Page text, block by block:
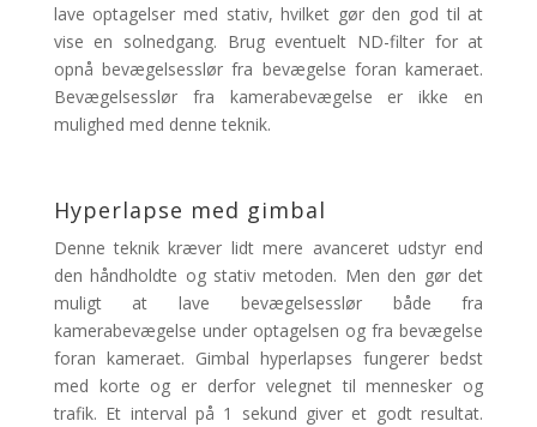
lave optagelser med stativ, hvilket gør den god til at
vise en solnedgang. Brug eventuelt ND-filter for at
opnå bevægelsesslør fra bevægelse foran kameraet.
Bevægelsesslør fra kamerabevægelse er ikke en
mulighed med denne teknik.
Hyperlapse med gimbal
Denne teknik kræver lidt mere avanceret udstyr end
den håndholdte og stativ metoden. Men den gør det
muligt at lave bevægelsesslør både fra
kamerabevægelse under optagelsen og fra bevægelse
foran kameraet. Gimbal hyperlapses fungerer bedst
med korte og er derfor velegnet til mennesker og
trafik. Et interval på 1 sekund giver et godt resultat.